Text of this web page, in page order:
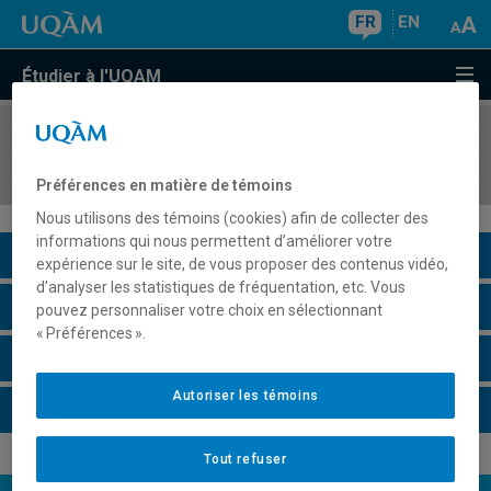
FR EN
Étudier à l'UQAM
COURS//
Description du cours
Horaire - Été 2026
Préférences en matière de témoins
Nous utilisons des témoins (cookies) afin de collecter des
informations qui nous permettent d’améliorer votre
expérience sur le site, de vous proposer des contenus vidéo,
d’analyser les statistiques de fréquentation, etc. Vous
pouvez personnaliser votre choix en sélectionnant
« Préférences ».
Tout refuser
Autoriser les témoins